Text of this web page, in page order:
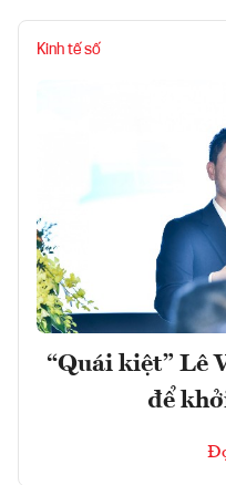
Kinh tế số
“Quái kiệt” Lê
để